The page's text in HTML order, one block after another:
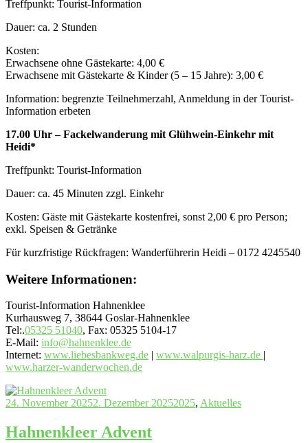
Treffpunkt: Tourist-Information
Dauer: ca. 2 Stunden
Kosten:
Erwachsene ohne Gästekarte: 4,00 €
Erwachsene mit Gästekarte & Kinder (5 – 15 Jahre): 3,00 €
Information: begrenzte Teilnehmerzahl, Anmeldung in der Tourist-
Information erbeten
17.00 Uhr – Fackelwanderung mit Glühwein-Einkehr mit
Heidi*
Treffpunkt: Tourist-Information
Dauer: ca. 45 Minuten zzgl. Einkehr
Kosten: Gäste mit Gästekarte kostenfrei, sonst 2,00 € pro Person;
exkl. Speisen & Getränke
Für kurzfristige Rückfragen: Wanderführerin Heidi – 0172 4245540
Weitere Informationen:
Tourist-Information Hahnenklee
Kurhausweg 7, 38644 Goslar-Hahnenklee
Tel:.05325 51040, Fax: 05325 5104-17
E-Mail: info@hahnenklee.de
Internet: www.liebesbankweg.de | www.walpurgis-harz.de |
www.harzer-wanderwochen.de
24. November 20252. Dezember 20252025, Aktuelles
Hahnenkleer Advent